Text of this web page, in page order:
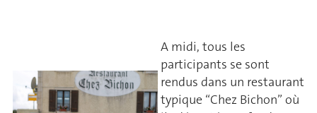
A midi, tous les
participants se sont
rendus dans un restaurant
typique “Chez Bichon” où